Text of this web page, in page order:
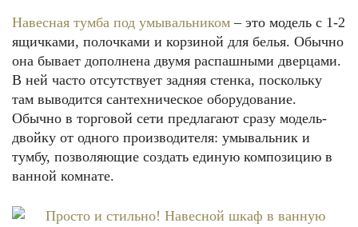
Навесная тумба под умывальником – это модель с 1-2
ящичками, полочками и корзиной для белья. Обычно
она бывает дополнена двумя распашными дверцами.
В ней часто отсутствует задняя стенка, поскольку
там выводится сантехническое оборудование.
Обычно в торговой сети предлагают сразу модель-
двойку от одного производителя: умывальник и
тумбу, позволяющие создать единую композицию в
ванной комнате.